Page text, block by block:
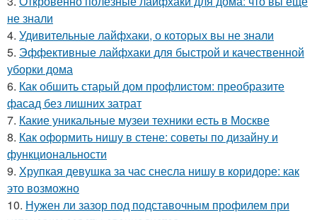
не знали
4. Удивительные лайфхаки, о которых вы не знали
5. Эффективные лайфхаки для быстрой и качественной
уборки дома
6. Как обшить старый дом профлистом: преобразите
фасад без лишних затрат
7. Какие уникальные музеи техники есть в Москве
8. Как оформить нишу в стене: советы по дизайну и
функциональности
9. Хрупкая девушка за час снесла нишу в коридоре: как
это возможно
10. Нужен ли зазор под подставочным профилем при